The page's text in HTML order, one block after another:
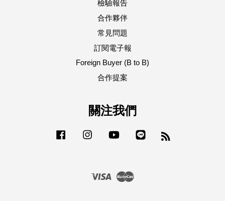
檢驗報告
合作夥伴
常見問題
訂閱電子報
Foreign Buyer (B to B)
合作提案
關注我們
Facebook Instagram YouTube
Visa